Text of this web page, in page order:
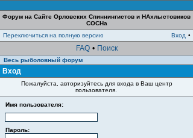
Форум на Сайте Орловских Спиннингистов и НАхлыстовиков
СОСНа
Переключиться на полную версию
Вход •
FAQ • Поиск
Весь рыболовный форум
Вход
Пожалуйста, авторизуйтесь для входа в Ваш центр
пользователя.
Имя пользователя:
Пароль: